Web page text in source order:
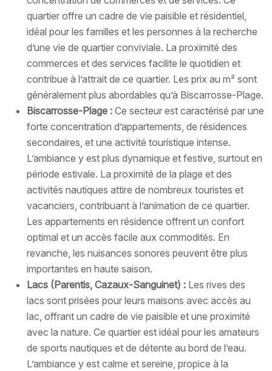
quartier offre un cadre de vie paisible et résidentiel,
idéal pour les familles et les personnes à la recherche
d’une vie de quartier conviviale. La proximité des
commerces et des services facilite le quotidien et
contribue à l’attrait de ce quartier. Les prix au m² sont
généralement plus abordables qu’à Biscarrosse-Plage.
Biscarrosse-Plage : Ce secteur est caractérisé par une
forte concentration d’appartements, de résidences
secondaires, et une activité touristique intense.
L’ambiance y est plus dynamique et festive, surtout en
période estivale. La proximité de la plage et des
activités nautiques attire de nombreux touristes et
vacanciers, contribuant à l’animation de ce quartier.
Les appartements en résidence offrent un confort
optimal et un accès facile aux commodités. En
revanche, les nuisances sonores peuvent être plus
importantes en haute saison.
Lacs (Parentis, Cazaux-Sanguinet) : Les rives des
lacs sont prisées pour leurs maisons avec accès au
lac, offrant un cadre de vie paisible et une proximité
avec la nature. Ce quartier est idéal pour les amateurs
de sports nautiques et de détente au bord de l’eau.
L’ambiance y est calme et sereine, propice à la